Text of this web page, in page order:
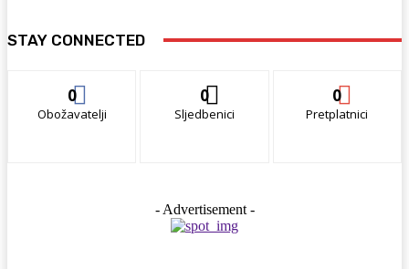
STAY CONNECTED
0
Obožavatelji
0
Sljedbenici
0
Pretplatnici
- Advertisement -